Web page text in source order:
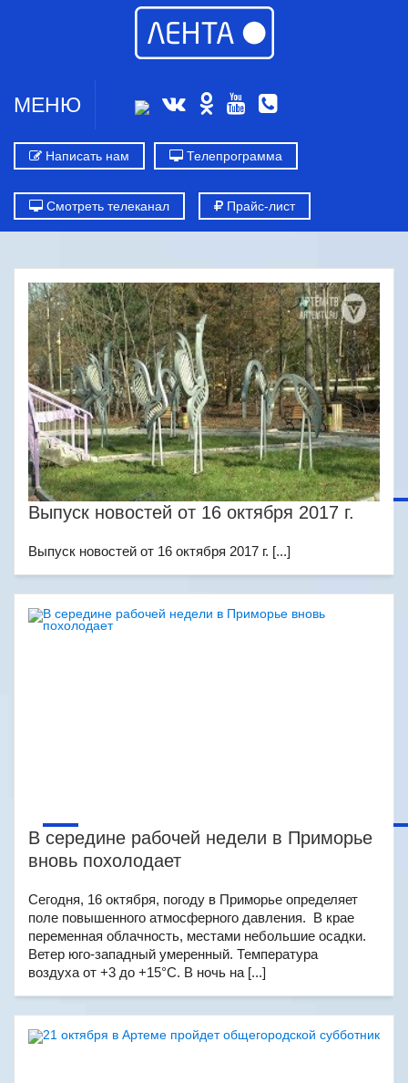
МЕНЮ
Написать нам Телепрограмма
Смотреть телеканал Прайс-лист
Выпуск новостей от 16 октября 2017 г.
Выпуск новостей от 16 октября 2017 г. [...]
В середине рабочей недели в Приморье
вновь похолодает
Сегодня, 16 октября, погоду в Приморье определяет
поле повышенного атмосферного давления. В крае
переменная облачность, местами небольшие осадки.
Ветер юго-западный умеренный. Температура
воздуха от +3 до +15°C. В ночь на [...]